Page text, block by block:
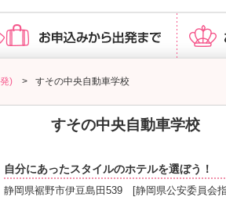
) > すその中央自動車学校
すその中央自動車学校
自分にあったスタイルのホテルを選ぼう！
静岡県裾野市伊豆島田539 [静岡県公安委員会指